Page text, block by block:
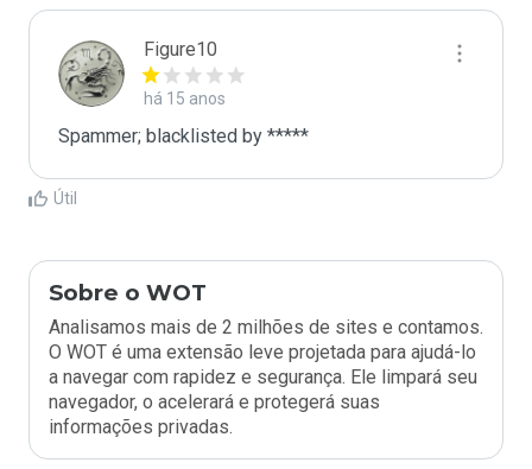
Figure10
há 15 anos
Spammer; blacklisted by *****
Útil
Sobre o WOT
Analisamos mais de 2 milhões de sites e contamos.
O WOT é uma extensão leve projetada para ajudá-lo
a navegar com rapidez e segurança. Ele limpará seu
navegador, o acelerará e protegerá suas
informações privadas.